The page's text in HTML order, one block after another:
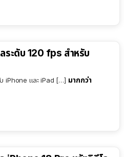
ระดับ 120 fps สำหรับ
บ iPhone และ iPad […] มากกว่า